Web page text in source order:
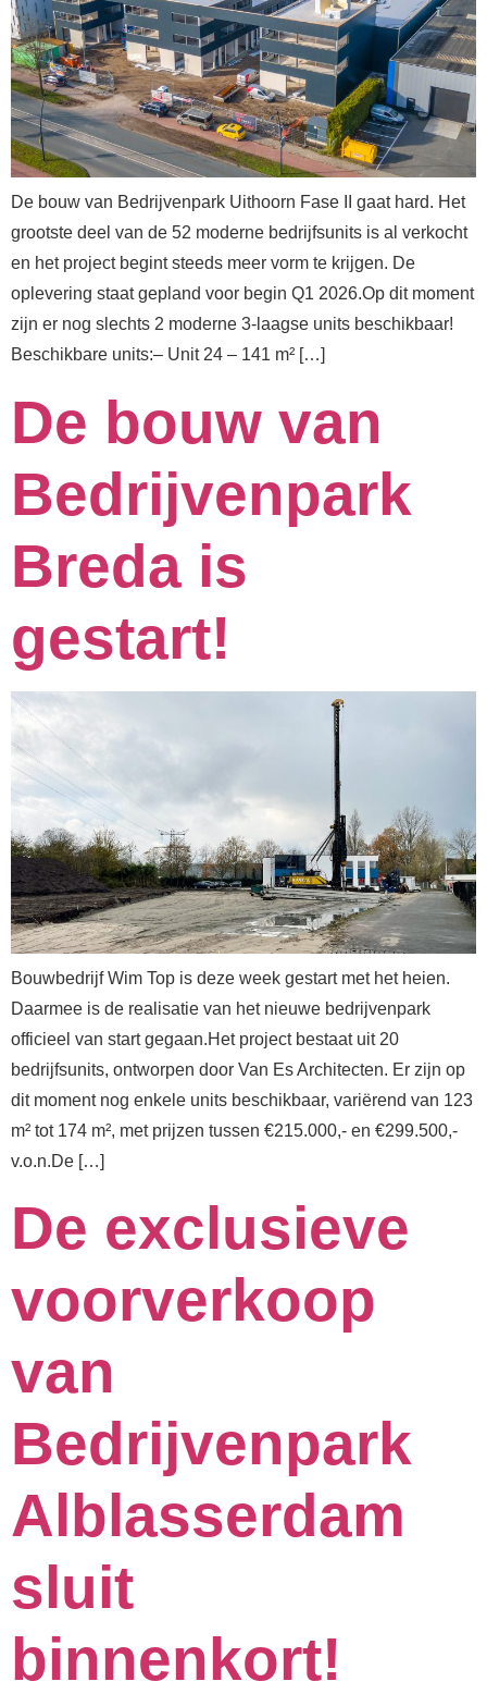
De bouw van Bedrijvenpark Uithoorn Fase II gaat hard. Het
grootste deel van de 52 moderne bedrijfsunits is al verkocht
en het project begint steeds meer vorm te krijgen. De
oplevering staat gepland voor begin Q1 2026.⁠⁠Op dit moment
zijn er nog slechts 2 moderne 3-laagse units beschikbaar!
⁠⁠Beschikbare units:⁠– Unit 24 – 141 m² […]
De bouw van
Bedrijvenpark
Breda is
gestart!
Bouwbedrijf Wim Top is deze week gestart met het heien.
Daarmee is de realisatie van het nieuwe bedrijvenpark
officieel van start gegaan.⁠⁠Het project bestaat uit 20
bedrijfsunits, ontworpen door Van Es Architecten. Er zijn op
dit moment nog enkele units beschikbaar, variërend van 123
m² tot 174 m², met prijzen tussen €215.000,- en €299.500,-
v.o.n.⁠⁠De […]
De exclusieve
voorverkoop
van
Bedrijvenpark
Alblasserdam
sluit
binnenkort!